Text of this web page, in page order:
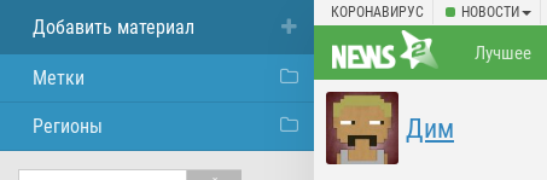
КОРОНАВИРУС НОВОСТИ
Лучшее
Дим
Добавить материал
Метки
Регионы